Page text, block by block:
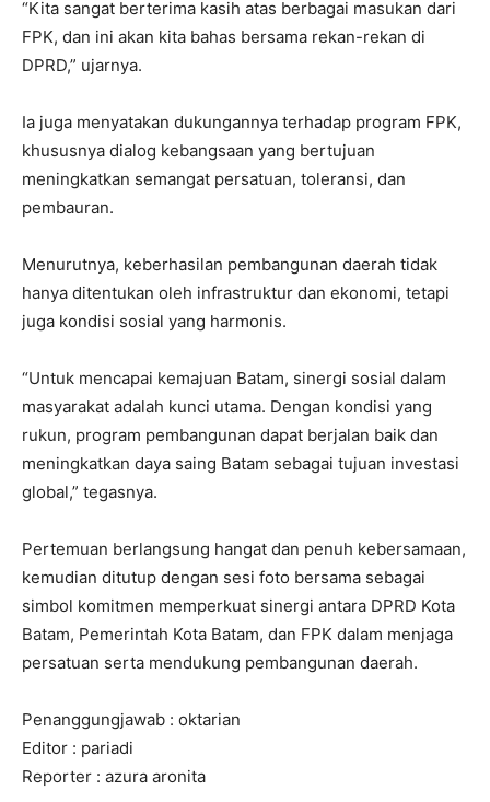
“Kita sangat berterima kasih atas berbagai masukan dari
FPK, dan ini akan kita bahas bersama rekan-rekan di
DPRD,” ujarnya.
Ia juga menyatakan dukungannya terhadap program FPK,
khususnya dialog kebangsaan yang bertujuan
meningkatkan semangat persatuan, toleransi, dan
pembauran.
Menurutnya, keberhasilan pembangunan daerah tidak
hanya ditentukan oleh infrastruktur dan ekonomi, tetapi
juga kondisi sosial yang harmonis.
“Untuk mencapai kemajuan Batam, sinergi sosial dalam
masyarakat adalah kunci utama. Dengan kondisi yang
rukun, program pembangunan dapat berjalan baik dan
meningkatkan daya saing Batam sebagai tujuan investasi
global,” tegasnya.
Pertemuan berlangsung hangat dan penuh kebersamaan,
kemudian ditutup dengan sesi foto bersama sebagai
simbol komitmen memperkuat sinergi antara DPRD Kota
Batam, Pemerintah Kota Batam, dan FPK dalam menjaga
persatuan serta mendukung pembangunan daerah.
Penanggungjawab : oktarian
Editor : pariadi
Reporter : azura aronita